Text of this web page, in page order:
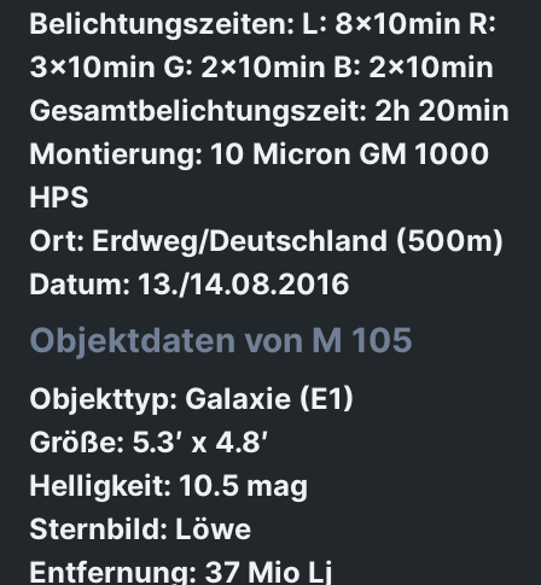
Belichtungszeiten: L: 8x10min R:
3x10min G: 2x10min B: 2x10min
Gesamtbelichtungszeit: 2h 20min
Montierung: 10 Micron GM 1000
HPS
Ort: Erdweg/Deutschland (500m)
Datum: 13./14.08.2016
Objektdaten von M 105
Objekttyp: Galaxie (E1)
Größe: 5.3′ x 4.8′
Helligkeit: 10.5 mag
Sternbild: Löwe
Entfernung: 37 Mio Lj